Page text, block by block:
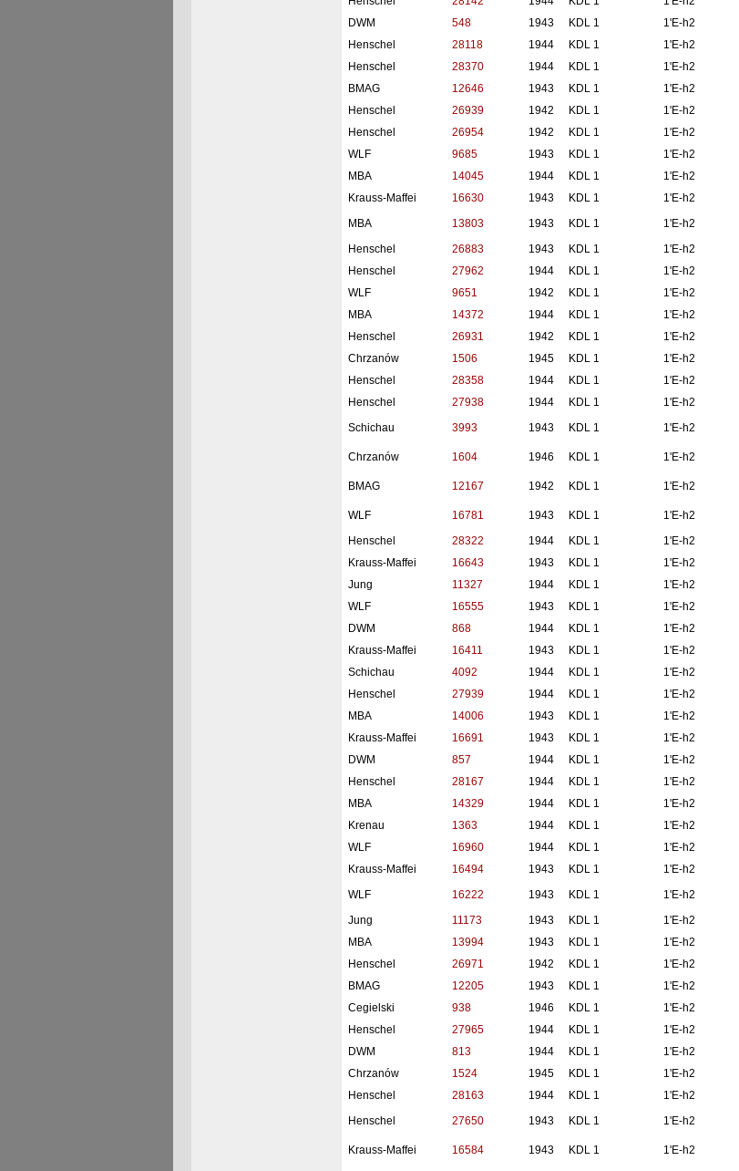
DWM
548 1943 KDL 1 1'E-h2
Henschel
28118 1944 KDL 1 1'E-h2
Henschel
28370 1944 KDL 1 1'E-h2
BMAG
12646 1943 KDL 1 1'E-h2
Henschel
26939 1942 KDL 1 1'E-h2
Henschel
26954 1942 KDL 1 1'E-h2
WLF
9685 1943 KDL 1 1'E-h2
MBA
14045 1944 KDL 1 1'E-h2
Krauss-Maffei
16630 1943 KDL 1 1'E-h2
MBA
13803 1943 KDL 1 1'E-h2
Henschel
26883 1943 KDL 1 1'E-h2
Henschel
27962 1944 KDL 1 1'E-h2
WLF
9651 1942 KDL 1 1'E-h2
MBA
14372 1944 KDL 1 1'E-h2
Henschel
26931 1942 KDL 1 1'E-h2
Chrzanów
1506 1945 KDL 1 1'E-h2
Henschel
28358 1944 KDL 1 1'E-h2
Henschel
27938 1944 KDL 1 1'E-h2
Schichau
3993 1943 KDL 1 1'E-h2
Chrzanów
1604 1946 KDL 1 1'E-h2
BMAG
12167 1942 KDL 1 1'E-h2
WLF
16781 1943 KDL 1 1'E-h2
Henschel
28322 1944 KDL 1 1'E-h2
Krauss-Maffei
16643 1943 KDL 1 1'E-h2
Jung
11327 1944 KDL 1 1'E-h2
WLF
16555 1943 KDL 1 1'E-h2
DWM
868 1944 KDL 1 1'E-h2
Krauss-Maffei
16411 1943 KDL 1 1'E-h2
Schichau
4092 1944 KDL 1 1'E-h2
Henschel
27939 1944 KDL 1 1'E-h2
MBA
14006 1943 KDL 1 1'E-h2
Krauss-Maffei
16691 1943 KDL 1 1'E-h2
DWM
857 1944 KDL 1 1'E-h2
Henschel
28167 1944 KDL 1 1'E-h2
MBA
14329 1944 KDL 1 1'E-h2
Krenau
1363 1944 KDL 1 1'E-h2
WLF
16960 1944 KDL 1 1'E-h2
Krauss-Maffei
16494 1943 KDL 1 1'E-h2
WLF
16222 1943 KDL 1 1'E-h2
Jung
11173 1943 KDL 1 1'E-h2
MBA
13994 1943 KDL 1 1'E-h2
Henschel
26971 1942 KDL 1 1'E-h2
BMAG
12205 1943 KDL 1 1'E-h2
Cegielski
938 1946 KDL 1 1'E-h2
Henschel
27965 1944 KDL 1 1'E-h2
DWM
813 1944 KDL 1 1'E-h2
Chrzanów
1524 1945 KDL 1 1'E-h2
Henschel
28163 1944 KDL 1 1'E-h2
Henschel
27650 1943 KDL 1 1'E-h2
Krauss-Maffei
16584 1943 KDL 1 1'E-h2